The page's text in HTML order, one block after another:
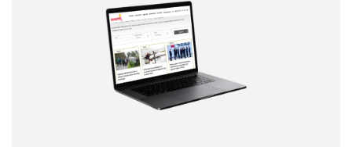
Correo electrónico
Tipo de comentario